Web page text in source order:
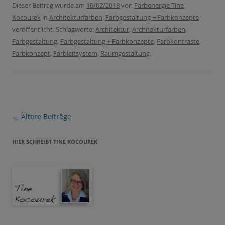
Dieser Beitrag wurde am 10/02/2018von Farbenergie Tine
Kocourek in Architekturfarben, Farbgestaltung + Farbkonzepte
veröffentlicht. Schlagworte: Architektur, Architekturfarben,
Farbgestaltung, Farbgestaltung + Farbkonzepte, Farbkontraste,
Farbkonzept, Farbleitsystem, Raumgestaltung.
Beitragsnavigation
← Ältere Beiträge
HIER SCHREIBT TINE KOCOUREK